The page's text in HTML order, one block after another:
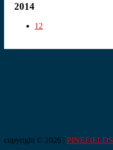
2014
12
copyright © 2026 | PINEFIELDS